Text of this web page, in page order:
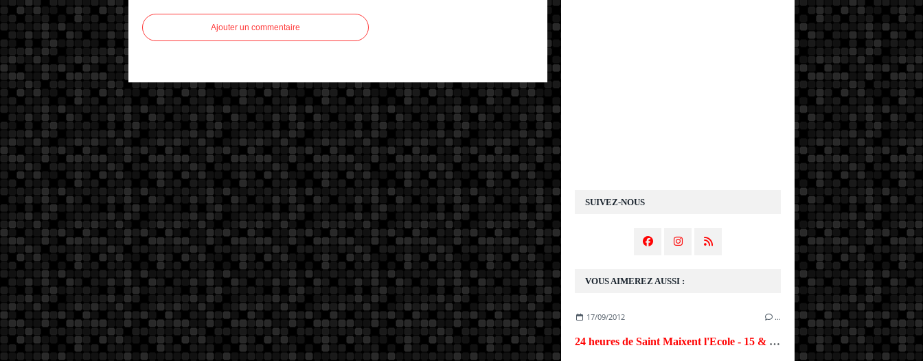
Ajouter un commentaire
SUIVEZ-NOUS
VOUS AIMEREZ AUSSI :
17/09/2012 …
24 heures de Saint Maixent l'Ecole - 15 & 16 sept. 2012